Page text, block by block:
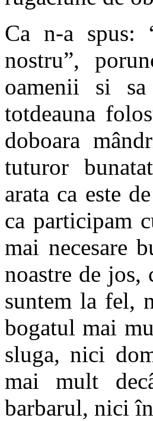
Ca n-a spus:
nostru”,
oamenii si
totdeauna
doboara
tuturor
arata ca este
ca participam
mai necesare
noastre de jos,
suntem la fel,
bogatul mai
sluga, nici
mai mult
barbarul, nici